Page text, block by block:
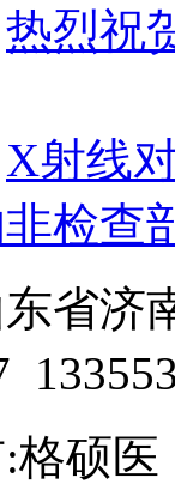
热烈祝
X射线
检查
省济
:格硕